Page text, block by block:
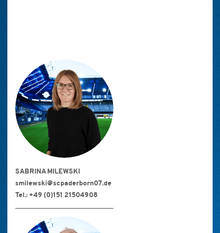
SABRINA MILEWSKI
smilewski@scpaderborn07.de
Tel.: +49 (0)151 21504908